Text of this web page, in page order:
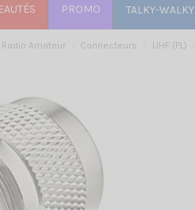
PROMO TALKY-WALKY
Amateur Connecteurs UHF (PL)